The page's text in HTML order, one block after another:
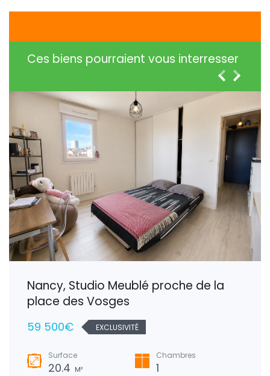
Ces biens pourraient vous interresser
Nancy, Studio Meublé proche de la
place des Vosges
59 500€ EXCLUSIVITÉ
Surface
20.4 M²
Chambres
1